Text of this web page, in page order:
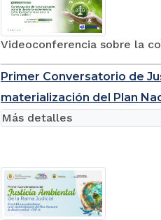
Videoconferencia sobre la
Primer Conversatorio de
materialización del Plan
Más detalles